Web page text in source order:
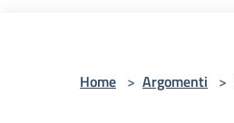
Home > Argomenti >